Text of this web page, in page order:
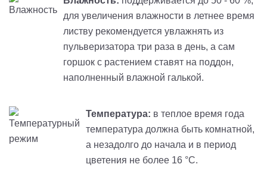
для увеличения влажности в летнее время
листву рекомендуется увлажнять из
пульверизатора три раза в день, а сам
горшок с растением ставят на поддон,
наполненный влажной галькой.
Температура: в теплое время года
температура должна быть комнатной,
а незадолго до начала и в период
цветения не более 16 °С.